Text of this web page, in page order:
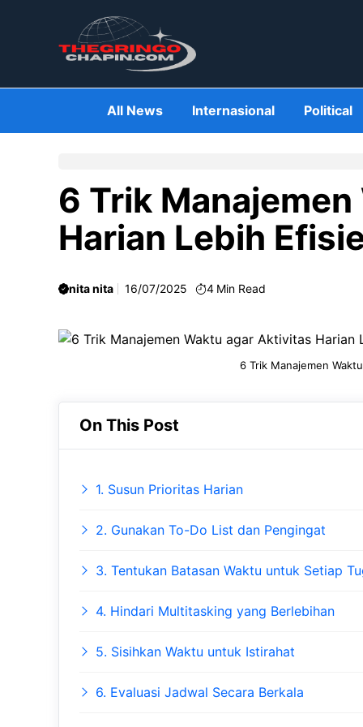
All News Internasional Political
6 Trik
Harian Lebih
nita nita 16/07/2025 4 Min Read
6 Trik Manajemen
On This Post
1. Susun Prioritas Harian
2. Gunakan To-Do List dan Pengingat
3. Tentukan Batasan Waktu untuk Setiap
4. Hindari Multitasking yang Berlebihan
5. Sisihkan Waktu untuk Istirahat
6. Evaluasi Jadwal Secara Berkala